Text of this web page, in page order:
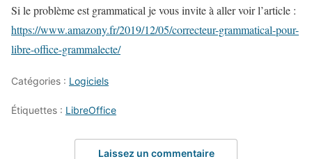
Si le problème est grammatical je vous invite à aller voir l’article :
https://www.amazony.fr/2019/12/05/correcteur-grammatical-pour-
libre-office-grammalecte/
Catégories : Logiciels
Étiquettes : LibreOffice
Laissez un commentaire